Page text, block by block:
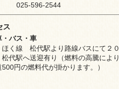
025-596-2544
ス
・バス・車
ほく線 松代駅より路線バスにて２０
代駅へ送迎有り（燃料の高騰により
500円の燃料代が掛かります。）